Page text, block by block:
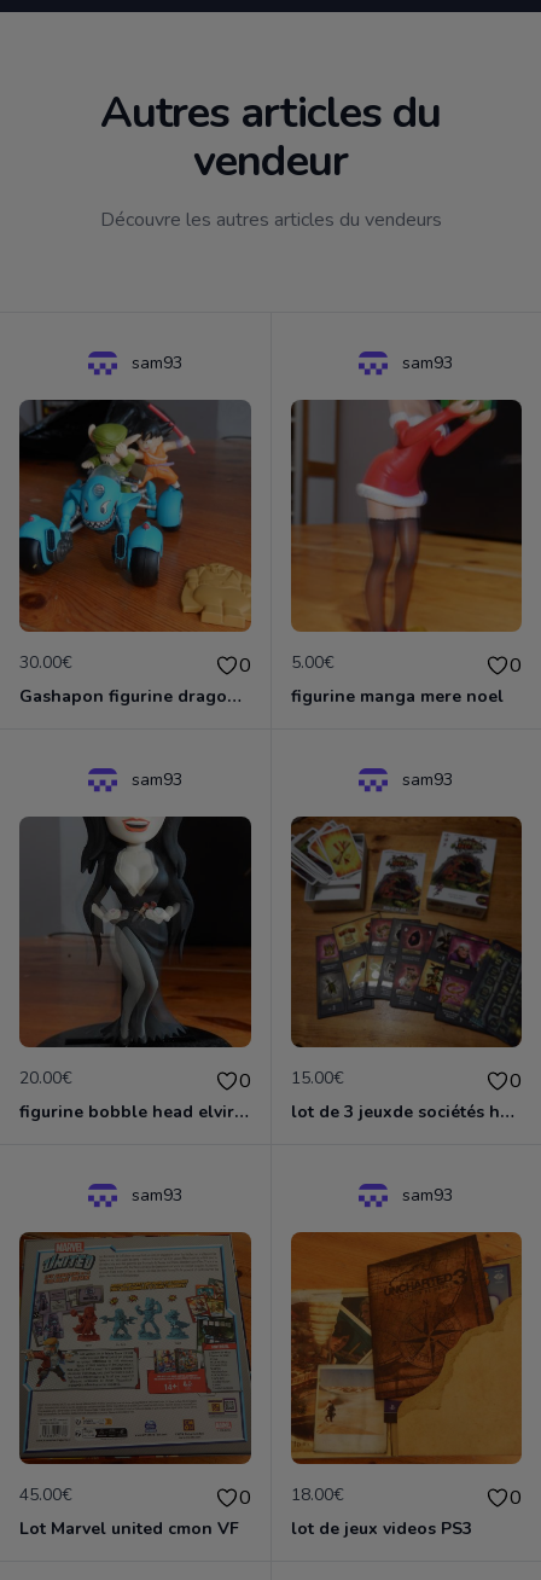
Autres articles du
vendeur
Découvre les autres articles du vendeurs
sam93
30.00€ 0
Gashapon figurine dragon ball sangoku + oolong +moto bleue
sam93
5.00€ 0
figurine manga mere noel
sam93
20.00€ 0
figurine bobble head elvira mistress of darkness
sam93
15.00€ 0
lot de 3 jeuxde sociétés héros à louer+ welcome to the dungeon+welcome back to the dungeon
sam93
45.00€ 0
Lot Marvel united cmon VF
sam93
18.00€ 0
lot de jeux videos PS3